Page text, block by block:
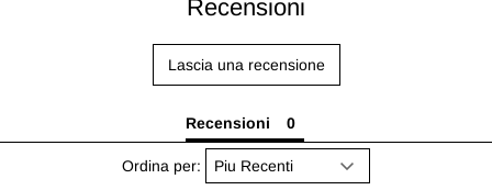
Recensioni
Lascia una recensione
Recensioni
Ordina per: